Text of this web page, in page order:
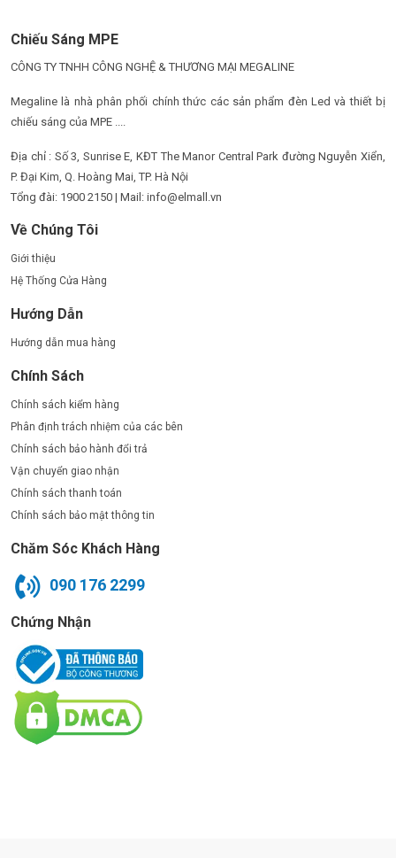
Chiếu Sáng MPE
CÔNG TY TNHH CÔNG NGHỆ & THƯƠNG MẠI MEGALINE
Megaline là nhà phân phối chính thức các sản phẩm đèn Led và thiết bị
chiếu sáng của MPE ....
Địa chỉ : Số 3, Sunrise E, KĐT The Manor Central Park đường Nguyễn Xiển,
P. Đại Kim, Q. Hoàng Mai, TP. Hà Nội
Tổng đài: 1900 2150 | Mail: info@elmall.vn
Về Chúng Tôi
Giới thiệu
Hệ Thống Cửa Hàng
Hướng Dẫn
Hướng dẫn mua hàng
Chính Sách
Chính sách kiểm hàng
Phân định trách nhiệm của các bên
Chính sách bảo hành đổi trả
Vận chuyển giao nhận
Chính sách thanh toán
Chính sách bảo mật thông tin
Chăm Sóc Khách Hàng
090 176 2299
Chứng Nhận